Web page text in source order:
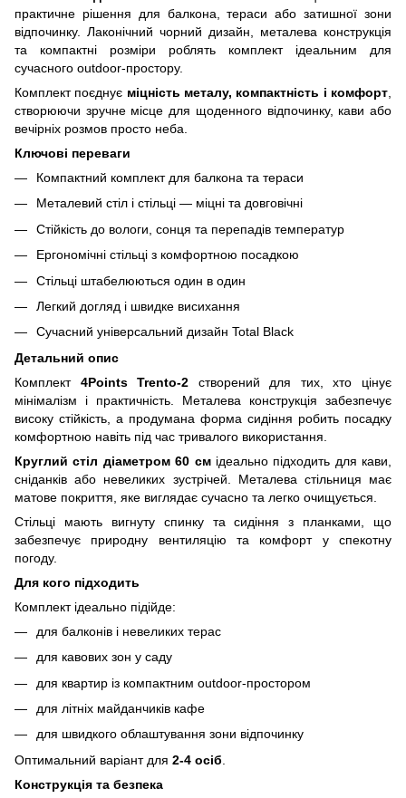
практичне рішення для балкона, тераси або затишної зони
відпочинку. Лаконічний чорний дизайн, металева конструкція
та компактні розміри роблять комплект ідеальним для
сучасного outdoor-простору.
Комплект поєднує міцність металу, компактність і комфорт
створюючи зручне місце для щоденного відпочинку, кави або
вечірніх розмов просто неба.
Ключові переваги
Компактний комплект для балкона та тераси
Металевий стіл і стільці — міцні та довговічні
Стійкість до вологи, сонця та перепадів температур
Ергономічні стільці з комфортною посадкою
Стільці штабелюються один в один
Легкий догляд і швидке висихання
Сучасний універсальний дизайн Total Black
Детальний опис
Комплект 4Points Trento-2 створений для тих, хто цінує
мінімалізм і практичність. Металева конструкція забезпечує
високу стійкість, а продумана форма сидіння робить посадку
комфортною навіть під час тривалого використання.
Круглий стіл діаметром 60 смідеально підходить для кави,
сніданків або невеликих зустрічей. Металева стільниця має
матове покриття, яке виглядає сучасно та легко очищується.
Стільці мають вигнуту спинку та сидіння з планками, що
забезпечує природну вентиляцію та комфорт у спекотну
погоду.
Для кого підходить
Комплект ідеально підійде:
для балконів і невеликих терас
для кавових зон у саду
для квартир із компактним outdoor-простором
для літніх майданчиків кафе
для швидкого облаштування зони відпочинку
Оптимальний варіант для 2-4 осіб
Конструкція та безпека